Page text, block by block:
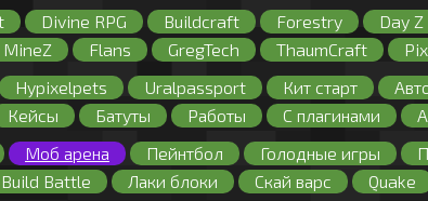
1.11.2 1.11.1 1.11 1.10.2 1.10.1 1.10
1.8.5 1.8.4 1.8.3 1.8.2 1.8.1 1.8
1.6.4 1.6.2 1.6.1 1.5.2 1.5.1 1.4.7
1.2.3 1.2.2 1.2.1 1.1 1.0 PE
Divine RPG Buildcraft Forestry Day Z
MineZ Flans GregTech ThaumCraft
Машины Сталкер Galacticraft
Hypixelpets Uralpassport Кит старт
Кейсы Батуты Работы С плагинами
Моб арена Пейнтбол Голодные игры
Build Battle Лаки блоки Скай варс Quake